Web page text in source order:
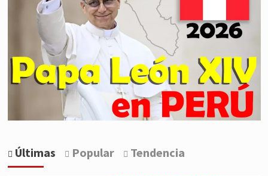
Últimas Popular Tendencia